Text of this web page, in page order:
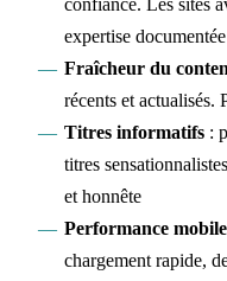
confiance. Les sites
expertise
Fraîcheur du
récents et actualisés.
Titres informatifs:
titres
et honnête
Performance mobile
chargement rapide,